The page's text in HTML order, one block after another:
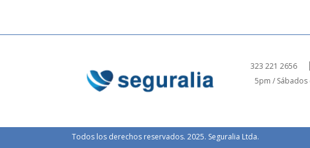
323 221 2656
5pm / Sábados
Todos los derechos reservados. 2025. Seguralia Ltda.